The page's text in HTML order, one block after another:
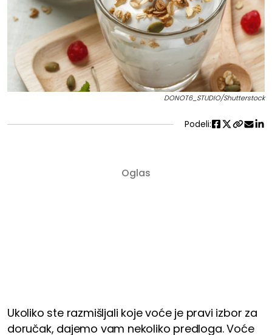
DONOT6_STUDIO/Shutterstock
Podeli:
Ukoliko ste razmišljali koje voće je pravi izbor za
doručak, dajemo vam nekoliko predloga. Voće